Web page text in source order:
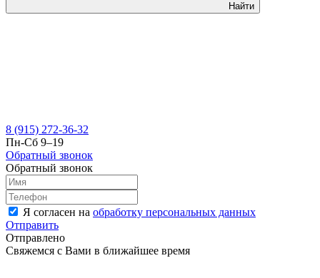
Найти
8 (915) 272-36-32
Пн-Сб 9–19
Обратный звонок
Обратный звонок
Я согласен на обработку персональных данных
Отправить
Отправлено
Свяжемся с Вами в ближайшее время